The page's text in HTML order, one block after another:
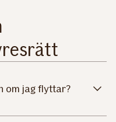
om jag flyttar?